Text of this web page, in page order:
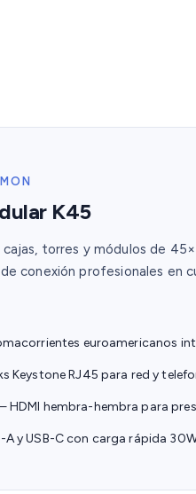
K45
torres y módulos de
conexión profesionales en
euroamericanos
Keystone RJ45 para red y
HDMI hembra-hembra para
y USB-C con carga rápida